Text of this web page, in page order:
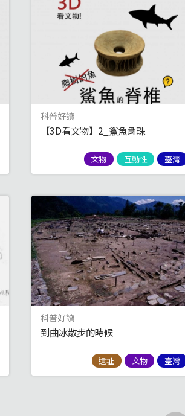
科普好讀
【3D看文物】2_鯊魚骨珠
文物 互動性 臺灣
科普好讀
到曲冰散步的時候
遺址 文物 臺灣